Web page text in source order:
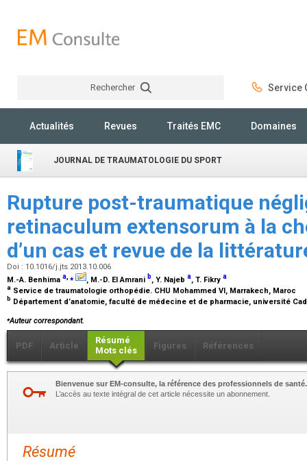
Rechercher Service
Actualités Revues Traités EMC Domaines
JOURNAL DE TRAUMATOLOGIE DU SPORT
Rupture post-traumatique
retinaculum extensorum à la
d’un cas et revue de la
Doi : 10.1016/j.jts.2013.10.006
M.-A. Benhima a,⁎ , M.-D. El Amrani b, Y. Najeb a, T. Fikry a
a Service de traumatologie orthopédie. CHU Mohammed VI, Marrakech, Maroc
b Département d’anatomie, faculté de médecine et de pharmacie, université
⁎Auteur correspondant.
PDF Article
Résumé
Mots clés
Figures Références
Bienvenue sur EM-consulte, la référence des professionnels de santé.
L’accès au texte intégral de cet article nécessite un abonnement.
Résumé